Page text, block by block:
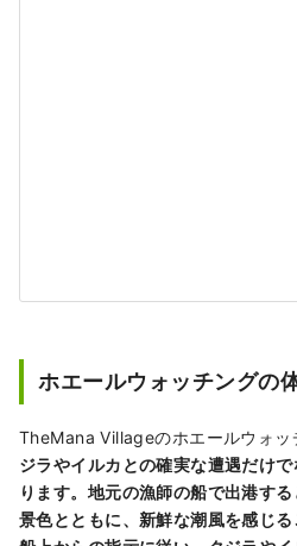
ホエールウォッチングの
TheMana Villageのホエールウォッ
ジラやイルカとの確実な遭遇だけ
ります。地元の漁師の船で出港す
景色とともに、新鮮な潮風を感じる